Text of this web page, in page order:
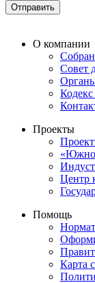
Отправить
О компании
Совет
Проекты
Центр
Помощь
Карта